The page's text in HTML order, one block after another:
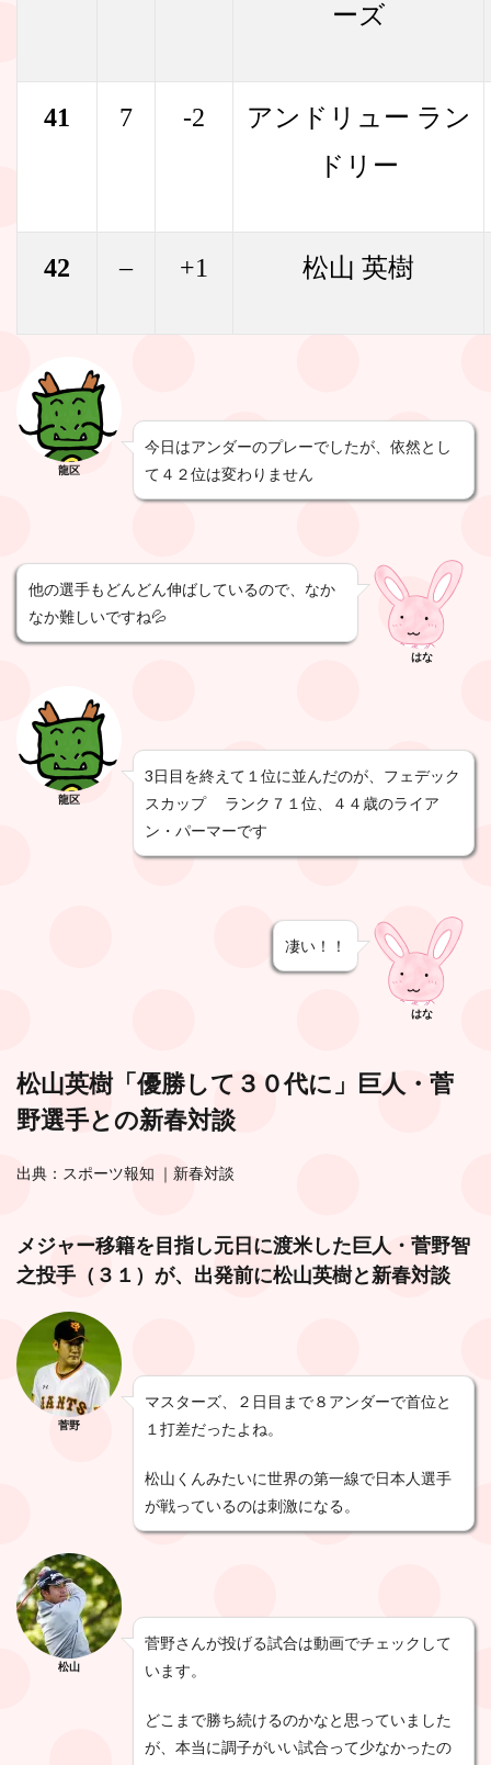
ーズ
41 7 -2
アンドリュー ラン
ドリー
42 – +1 松山 英樹
龍区
今日はアンダーのプレーでしたが、依然とし
て４２位は変わりません
他の選手もどんどん伸ばしているので、なか
なか難しいですね💦
はな
龍区
3日目を終えて１位に並んだのが、フェデック
スカップ ランク７１位、４４歳のライア
ン・パーマーです
凄い！！
はな
松山英樹「優勝して３０代に」巨人・菅
野選手との新春対談
出典：スポーツ報知 ｜新春対談
メジャー移籍を目指し元日に渡米した巨人・菅野智
之投手（３１）が、出発前に松山英樹と新春対談
菅野
マスターズ、２日目まで８アンダーで首位と
１打差だったよね。
松山くんみたいに世界の第一線で日本人選手
が戦っているのは刺激になる。
松山
菅野さんが投げる試合は動画でチェックして
います。
どこまで勝ち続けるのかなと思っていました
が、本当に調子がいい試合って少なかったの